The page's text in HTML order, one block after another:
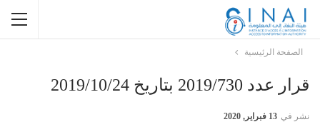
الصفحة الرئيسية
قرار عدد 2019/730 بتاريخ 2019/10/24
نشر في 13 فبراير, 2020